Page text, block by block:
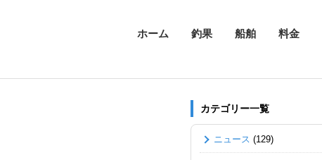
ホーム 釣果 船舶 料金
カテゴリー一覧
ニュース (129)